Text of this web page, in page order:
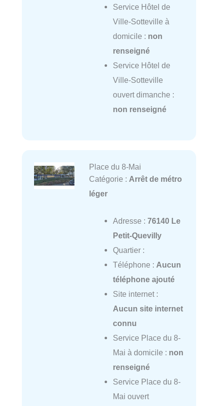
Service Hôtel de
Ville-Sotteville à
domicile : non
renseigné
Service Hôtel de
Ville-Sotteville
ouvert dimanche :
non renseigné
Place du 8-Mai
Catégorie : Arrêt de métro
léger
Adresse : 76140 Le
Petit-Quevilly
Quartier :
Téléphone : Aucun
téléphone ajouté
Site internet :
Aucun site internet
connu
Service Place du 8-
Mai à domicile : non
renseigné
Service Place du 8-
Mai ouvert